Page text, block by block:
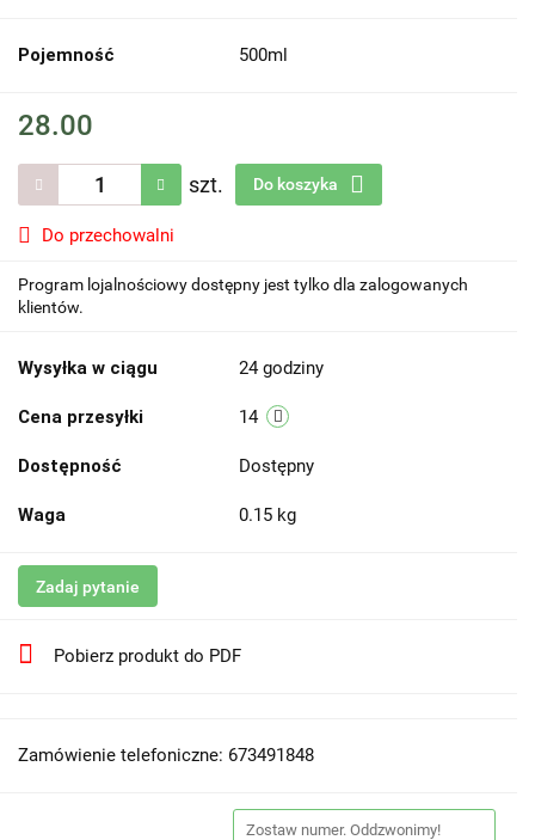
Pojemność 500ml
28.00
szt. Do koszyka
Do przechowalni
Program lojalnościowy dostępny jest tylko dla zalogowanych
klientów.
Wysyłka w ciągu 24 godziny
Cena przesyłki 14
Dostępność Dostępny
Waga 0.15 kg
Zadaj pytanie
Pobierz produkt do PDF
Zamówienie telefoniczne: 673491848